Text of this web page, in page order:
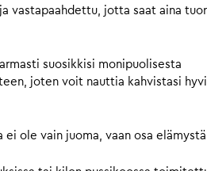
vastapaahdettu, jotta saat aina
suosikkisi monipuolisesta
joten voit nauttia kahvistasi
ole vain juoma, vaan osa